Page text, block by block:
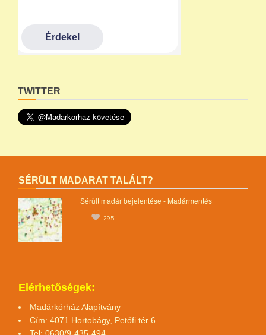
TWITTER
SÉRÜLT MADARAT TALÁLT?
Sérült madár bejelentése - Madármentés
295
Elérhetőségek:
Madárkórház Alapítvány
Cím: 4071 Hortobágy, Petőfi tér 6.
Tel: 0630/9-435-494